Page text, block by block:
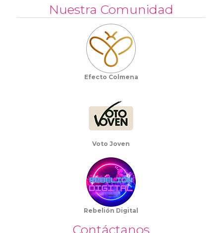
Nuestra Comunidad
Efecto Colmena
Voto Joven
Rebelión Digital
Contáctanos